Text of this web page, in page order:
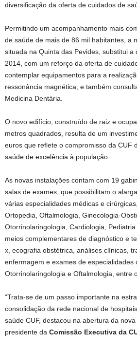
diversificação da oferta de cuidados de
Permitindo um acompanhamento mais
de saúde de mais de 86 mil habitantes, a
situada na Quinta das Pevides, substitui a
2014, com um reforço da oferta de
contemplar equipamentos para a
ressonância magnética, e também
Medicina Dentária.
O novo edifício, construído de raiz e
metros quadrados, resulta de um
euros que reflete o compromisso da CUF
saúde de excelência à população.
As novas instalações contam com 19
salas de exames, que possibilitam o
várias especialidades médicas e
Ortopedia, Oftalmologia, Ginecologia-
Otorrinolaringologia, Cardiologia,
meios complementares de diagnóstico e
x, ecografia obstétrica, análises clínicas,
enfermagem e exames de especialidades
Otorrinolaringologia e Oftalmologia, entre
“Trata-se de um passo importante na
consolidação da rede nacional de
saúde CUF, destacou na abertura da nova
presidente da Comissão Executiva da